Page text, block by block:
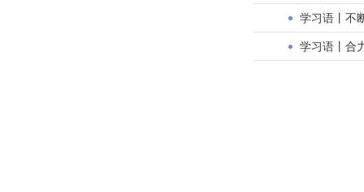
学习语丨不
学习语丨合